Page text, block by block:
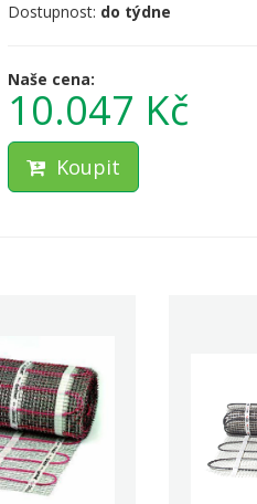
Dostupnost: do týdne
Naše cena:
10.047 Kč
Koupit